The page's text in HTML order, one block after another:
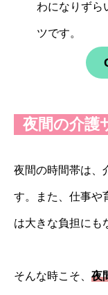
わになりずら
ツです。
夜間の介護
夜間の時間帯は、
す。また、仕事や
は大きな負担にも
そんな時こそ、 夜